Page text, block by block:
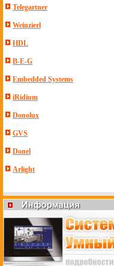
Telegartner
Weinzierl
HDL
B-E-G
Embedded Systems
iRidium
Donolux
GVS
Donel
Arlight